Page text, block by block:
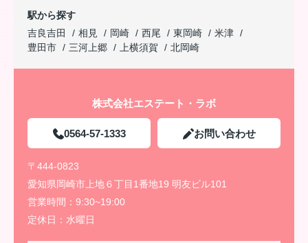
駅から探す
吉良吉田
相見 岡崎 西尾 東岡崎
米津
豊田市
三河上郷 上横須賀 北岡崎
株式会社エステート・ラボ
0564-57-1333 お問い合わせ
〒444-0823
愛知県岡崎市上地６丁目1番地19 明友ビル101
営業時間： 9:30~19:00
定休日： 水曜日